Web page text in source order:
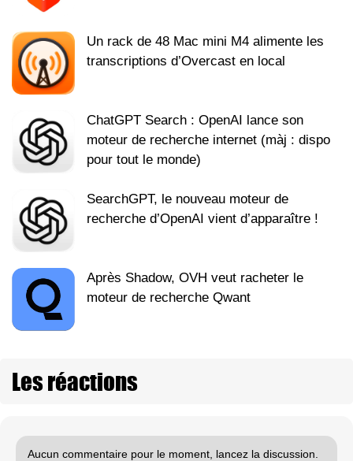
Un rack de 48 Mac mini M4 alimente les
transcriptions d’Overcast en local
ChatGPT Search : OpenAI lance son
moteur de recherche internet (màj : dispo
pour tout le monde)
SearchGPT, le nouveau moteur de
recherche d’OpenAI vient d’apparaître !
Après Shadow, OVH veut racheter le
moteur de recherche Qwant
Les réactions
Aucun commentaire pour le moment, lancez la discussion.